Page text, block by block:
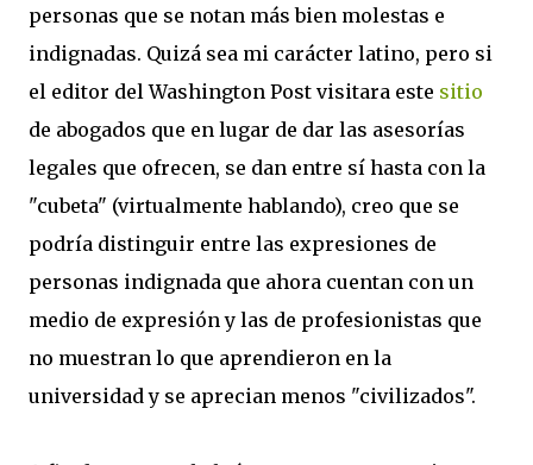
personas que se notan más bien molestas e
indignadas. Quizá sea mi carácter latino, pero si
el editor del Washington Post visitara este sitio
de abogados que en lugar de dar las asesorías
legales que ofrecen, se dan entre sí hasta con la
"cubeta" (virtualmente hablando), creo que se
podría distinguir entre las expresiones de
personas indignada que ahora cuentan con un
medio de expresión y las de profesionistas que
no muestran lo que aprendieron en la
universidad y se aprecian menos "civilizados".